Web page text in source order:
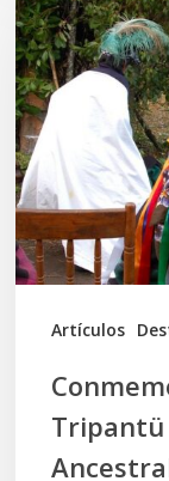
Artículos
Wiñoy
Tripantü
y
la
Sociedad
Mapuche
Ancestral
Tripantü